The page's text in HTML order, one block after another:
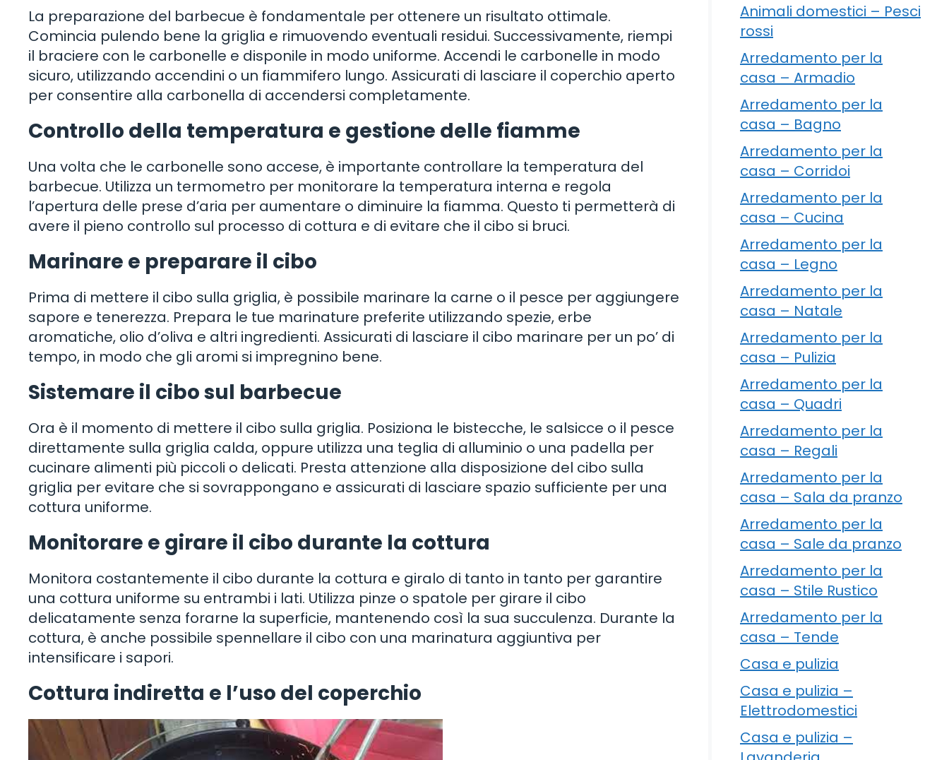
La preparazione del barbecue è fondamentale per ottenere un risultato ottimale.
Comincia pulendo bene la griglia e rimuovendo eventuali residui. Successivamente, riempi
il braciere con le carbonelle e disponile in modo uniforme. Accendi le carbonelle in modo
sicuro, utilizzando accendini o un fiammifero lungo. Assicurati di lasciare il coperchio aperto
per consentire alla carbonella di accendersi completamente.
Controllo della temperatura e gestione delle fiamme
Una volta che le carbonelle sono accese, è importante controllare la temperatura del
barbecue. Utilizza un termometro per monitorare la temperatura interna e regola
l’apertura delle prese d’aria per aumentare o diminuire la fiamma. Questo ti permetterà di
avere il pieno controllo sul processo di cottura e di evitare che il cibo si bruci.
Marinare e preparare il cibo
Prima di mettere il cibo sulla griglia, è possibile marinare la carne o il pesce per aggiungere
sapore e tenerezza. Prepara le tue marinature preferite utilizzando spezie, erbe
aromatiche, olio d’oliva e altri ingredienti. Assicurati di lasciare il cibo marinare per un po’ di
tempo, in modo che gli aromi si impregnino bene.
Sistemare il cibo sul barbecue
Ora è il momento di mettere il cibo sulla griglia. Posiziona le bistecche, le salsicce o il pesce
direttamente sulla griglia calda, oppure utilizza una teglia di alluminio o una padella per
cucinare alimenti più piccoli o delicati. Presta attenzione alla disposizione del cibo sulla
griglia per evitare che si sovrappongano e assicurati di lasciare spazio sufficiente per una
cottura uniforme.
Monitorare e girare il cibo durante la cottura
Monitora costantemente il cibo durante la cottura e giralo di tanto in tanto per garantire
una cottura uniforme su entrambi i lati. Utilizza pinze o spatole per girare il cibo
delicatamente senza forarne la superficie, mantenendo così la sua succulenza. Durante la
cottura, è anche possibile spennellare il cibo con una marinatura aggiuntiva per
intensificare i sapori.
Cottura indiretta e l’uso del coperchio
Animali domestici – Pesci
rossi
Arredamento per la
casa – Armadio
Arredamento per la
casa – Bagno
Arredamento per la
casa – Corridoi
Arredamento per la
casa – Cucina
Arredamento per la
casa – Legno
Arredamento per la
casa – Natale
Arredamento per la
casa – Pulizia
Arredamento per la
casa – Quadri
Arredamento per la
casa – Regali
Arredamento per la
casa – Sala da pranzo
Arredamento per la
casa – Sale da pranzo
Arredamento per la
casa – Stile Rustico
Arredamento per la
casa – Tende
Casa e pulizia
Casa e pulizia –
Elettrodomestici
Casa e pulizia –